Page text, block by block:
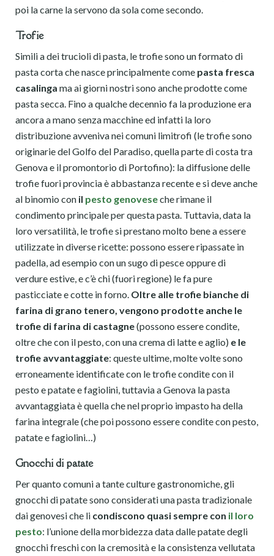
poi la carne la servono da sola come secondo.
Trofie
Simili a dei trucioli di pasta, le trofie sono un formato di
pasta corta che nasce principalmente come pasta fresca
casalinga ma ai giorni nostri sono anche prodotte come
pasta secca. Fino a qualche decennio fa la produzione era
ancora a mano senza macchine ed infatti la loro
distribuzione avveniva nei comuni limitrofi (le trofie sono
originarie del Golfo del Paradiso, quella parte di costa tra
Genova e il promontorio di Portofino): la diffusione delle
trofie fuori provincia è abbastanza recente e si deve anche
al binomio con il pesto genoveseche rimane il
condimento principale per questa pasta. Tuttavia, data la
loro versatilità, le trofie si prestano molto bene a essere
utilizzate in diverse ricette: possono essere ripassate in
padella, ad esempio con un sugo di pesce oppure di
verdure estive, e c’è chi (fuori regione) le fa pure
pasticciate e cotte in forno. Oltre alle trofie bianche di
farina di grano tenero, vengono prodotte anche le
trofie di farina di castagne(possono essere condite,
oltre che con il pesto, con una crema di latte e aglio) e le
trofie avvantaggiate: queste ultime, molte volte sono
erroneamente identificate con le trofie condite con il
pesto e patate e fagiolini, tuttavia a Genova la pasta
avvantaggiata è quella che nel proprio impasto ha della
farina integrale (che poi possono essere condite con pesto,
patate e fagiolini…)
Gnocchi di patate
Per quanto comuni a tante culture gastronomiche, gli
gnocchi di patate sono considerati una pasta tradizionale
dai genovesi che li condiscono quasi sempre con il loro
pesto: l’unione della morbidezza data dalle patate degli
gnocchi freschi con la cremosità e la consistenza vellutata